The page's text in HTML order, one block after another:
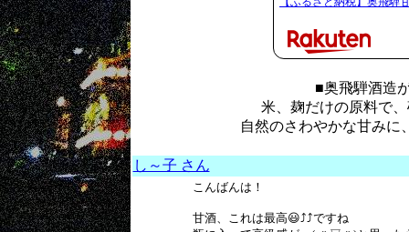
■奥飛騨酒造
米、麹だけの原料で
自然のさわやかな甘みに
し～子 さん
こんばんは！
甘酒、これは最高😃⤴⤴ですね